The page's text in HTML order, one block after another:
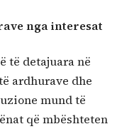
nga interesat
të detajuara në
ardhurave dhe
mund të
që mbështeten